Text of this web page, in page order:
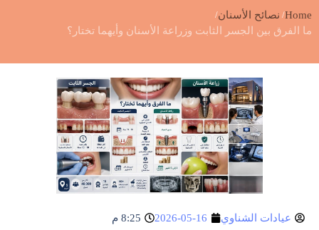
Home نصائح الأسنان
ما الفرق بين الجسر الثابت وزراعة الأسنان وأيهما تختار؟
عيادات الشناوي 2026-05-16 8:25 م